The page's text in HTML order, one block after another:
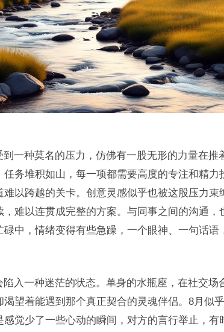
到一种莫名的压力，仿佛有一股无形的力量在推
任务堆积如山，每一项都需要高度的专注和精力
以跨越的关卡。创意灵感似乎也被这股压力束
，难以连贯成完整的方案。与同事之间的沟通，
碌中，情绪变得有些急躁，一个眼神、一句话语
入一种迷茫的状态。单身的水瓶座，在社交场
望着能遇到那个真正契合的灵魂伴侣。8月似
觉少了一些心动的瞬间，对方的言行举止，有